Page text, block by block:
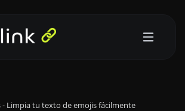
- Limpia tu texto de emojis fácilmente